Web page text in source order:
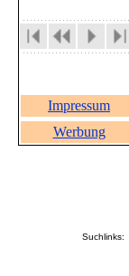
Impressum
Werbung
Suchlinks: